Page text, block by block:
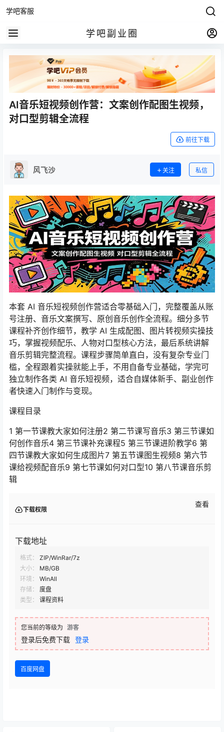
学吧客服
学吧副业圈
AI音乐短视频创作营：文案创作配图生视频，
对口型剪辑全流程
前往下载
风飞沙 关注 私信
本套 AI 音乐短视频创作营适合零基础入门，完整覆盖从账
号注册、音乐文案撰写、原创音乐创作全流程。细分多节
课程补齐创作细节，教学 AI 生成配图、图片转视频实操技
巧，掌握视频配乐、人物对口型核心方法，最后系统讲解
音乐剪辑完整流程。课程步骤简单直白，没有复杂专业门
槛，全程跟着实操就能上手，不用自备专业基础，学完可
独立制作各类 AI 音乐短视频，适合自媒体新手、副业创作
者快速入门制作与变现。
课程目录
1 第一节课教大家如何注册2 第二节课写音乐3 第三节课如
何创作音乐4 第三节课补充课程5 第三节课进阶教学6 第
四节课教大家如何生成图片7 第五节课图生视频8 第六节
课给视频配音乐9 第七节课如何对口型10 第八节课音乐剪
辑
下载权限
查看
下载地址
格式：
ZIP/WinRar/7z
大小：
MB/GB
环境：
WinAll
存储：
度盘
类型：
课程资料
您当前的等级为 游客
登录后免费下载 登录
百度网盘